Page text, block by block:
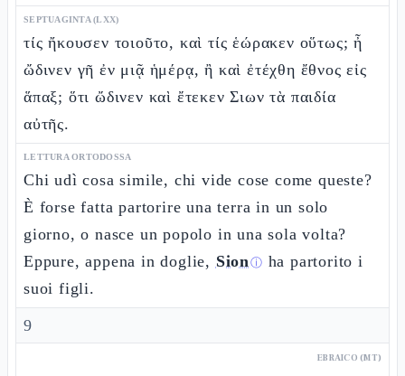
SEPTUAGINTA (LXX)
τίς ἤκουσεν τοιοῦτο, καὶ τίς ἑώρακεν οὕτως; ἦ
ὤδινεν γῆ ἐν μιᾷ ἡμέρᾳ, ἢ καὶ ἐτέχθη ἔθνος εἰς
ἅπαξ; ὅτι ὤδινεν καὶ ἔτεκεν Σιων τὰ παιδία
αὐτῆς.
LETTURA ORTODOSSA
Chi udì cosa simile, chi vide cose come queste?
È forse fatta partorire una terra in un solo
giorno, o nasce un popolo in una sola volta?
Eppure, appena in doglie, Sionⓘ ha partorito i
suoi figli.
9
EBRAICO (MT)